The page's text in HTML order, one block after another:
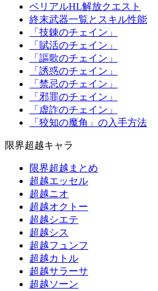
ベリアルHL解放クエスト
終末武器一覧とスキル性能
「技錬のチェイン」
「賦活のチェイン」
「謳歌のチェイン」
「誘惑のチェイン」
「禁忌のチェイン」
「邪罪のチェイン」
「虚詐のチェイン」
「狡知の魔角」の入手方法
限界超越キャラ
限界超越まとめ
超越エッセル
超越ニオ
超越オクトー
超越シエテ
超越シス
超越フュンフ
超越カトル
超越サラーサ
超越ソーン